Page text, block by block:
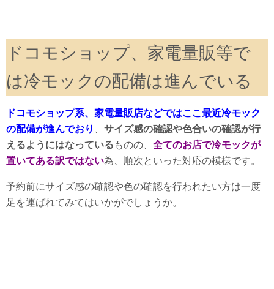
ドコモショップ、家電量販等で
は冷モックの配備は進んでいる
ドコモショップ系、家電量販店などではここ最近冷モック
の配備が進んでおり
サイズ感の確認や色合いの確認が行
えるようにはなっている ものの、 全てのお店で冷モックが
置いてある訳ではない為、順次といった対応の模様です。
予約前にサイズ感の確認や色の確認を行われたい方は一度
足を運ばれてみてはいかがでしょうか。